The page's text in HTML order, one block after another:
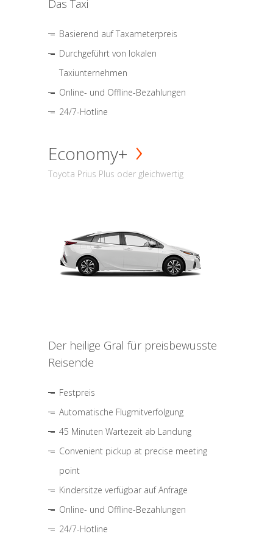
Das Taxi
Basierend auf Taxameterpreis
Durchgeführt von lokalen
Taxiunternehmen
Online- und Offline-Bezahlungen
24/7-Hotline
Economy+
Toyota Prius Plus oder gleichwertig
Der heilige Gral für preisbewusste
Reisende
Festpreis
Automatische Flugmitverfolgung
45 Minuten Wartezeit ab Landung
Convenient pickup at precise meeting
point
Kindersitze verfügbar auf Anfrage
Online- und Offline-Bezahlungen
24/7-Hotline